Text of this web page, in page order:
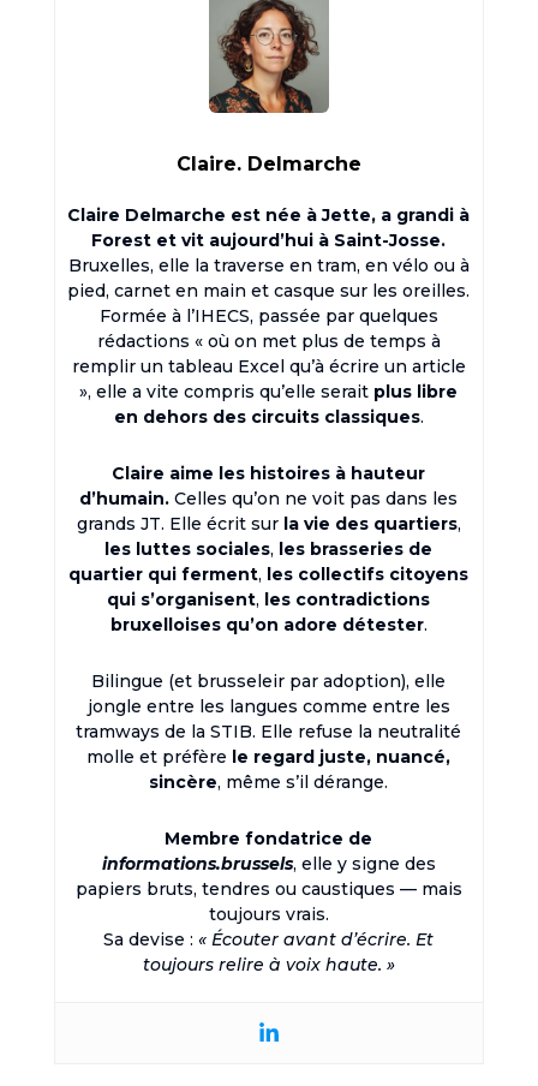
Claire. Delmarche
Claire Delmarche est née à Jette, a grandi à
Forest et vit aujourd’hui à Saint-Josse.
Bruxelles, elle la traverse en tram, en vélo ou à
pied, carnet en main et casque sur les oreilles.
Formée à l’IHECS, passée par quelques
rédactions « où on met plus de temps à
remplir un tableau Excel qu’à écrire un article
», elle a vite compris qu’elle serait plus libre
en dehors des circuits classiques.
Claire aime les histoires à hauteur
d’humain. Celles qu’on ne voit pas dans les
grands JT. Elle écrit sur la vie des quartiers,
les luttes sociales, les brasseries de
quartier qui ferment, les collectifs citoyens
qui s’organisent, les contradictions
bruxelloises qu’on adore détester.
Bilingue (et brusseleir par adoption), elle
jongle entre les langues comme entre les
tramways de la STIB. Elle refuse la neutralité
molle et préfère le regard juste, nuancé,
sincère, même s’il dérange.
Membre fondatrice de
informations.brussels, elle y signe des
papiers bruts, tendres ou caustiques — mais
toujours vrais.
Sa devise :« Écouter avant d’écrire. Et
toujours relire à voix haute. »